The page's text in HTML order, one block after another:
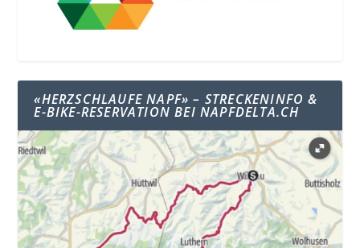
«HERZSCHLAUFE NAPF» – STRECKENINFO &
E-BIKE-RESERVATION BEI NAPFDELTA.CH